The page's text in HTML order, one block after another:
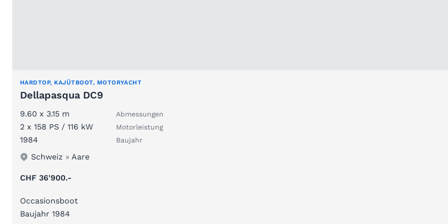
HARDTOP, KAJÜTBOOT, MOTORYACHT
Dellapasqua DC9
9.60 x 3.15 m Abmessungen
2 x 158 PS / 116 kW Motorleistung
1984 Baujahr
Schweiz »Aare
CHF 36'900.-
Occasionsboot
Baujahr 1984